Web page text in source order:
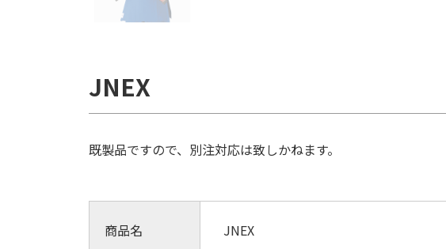
JNEX
既製品ですので、別注対応は致しかねます。
商品名 JNEX